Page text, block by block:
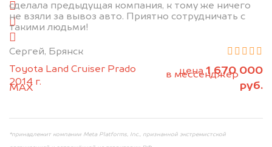
сделала предыдущая компания, к тому же ничего
не взяли за вывоз авто. Приятно сотрудничать с
такими людьми!
Сергей, Брянск
Toyota Land Cruiser Prado
2014 г.
цена1 670 000
руб.
слева
+79584983298 по WhatsApp*, в мессенджер
MAX
*принадлежит компании Meta Platforms, Inc., признанной экстремистской